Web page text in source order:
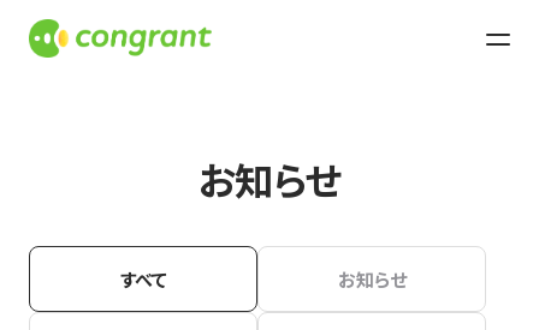
お知らせ
すべて お知らせ